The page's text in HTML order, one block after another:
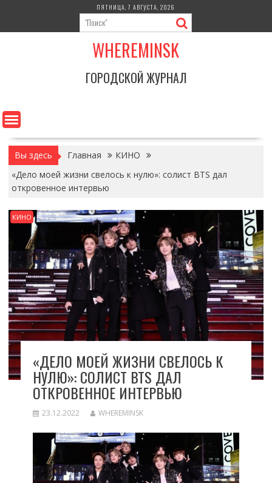
содержимому
ПЯТНИЦА, 7 АВГУСТА, 2026
WHEREMINSK
ГОРОДСКОЙ ЖУРНАЛ
Вы здесь Главная
КИНО
«Дело моей жизни свелось к нулю»: солист BTS дал
откровенное интервью
КИНО
«ДЕЛО МОЕЙ ЖИЗНИ СВЕЛОСЬ К
НУЛЮ»: СОЛИСТ BTS ДАЛ
ОТКРОВЕННОЕ ИНТЕРВЬЮ
23.12.2022 WHEREMINSK